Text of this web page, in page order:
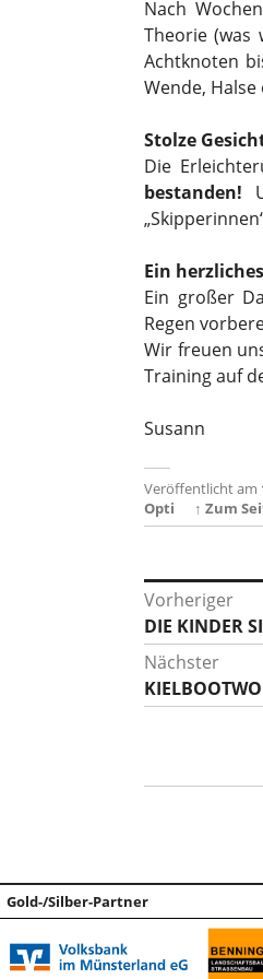
Nach
Theorie (was
Achtknoten
Wende,
Stolze
Die
bestanden!
Ein
Ein großer
Regen
Wir freuen
Training auf
Susann
Veröffentlicht am
Opti
↑ Zum
Vorheriger
Vorheriger
Beitrag:
DIE KINDER
Nächster
Nächster
Beitrag:
Gold-/Silber-Partner